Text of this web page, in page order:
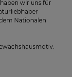
wir uns für
Nationalen